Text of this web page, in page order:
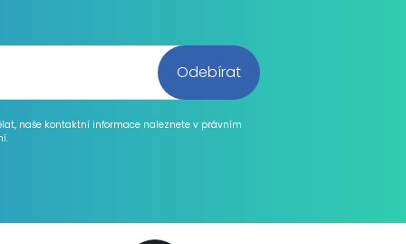
naše kontaktní informace naleznete v právním